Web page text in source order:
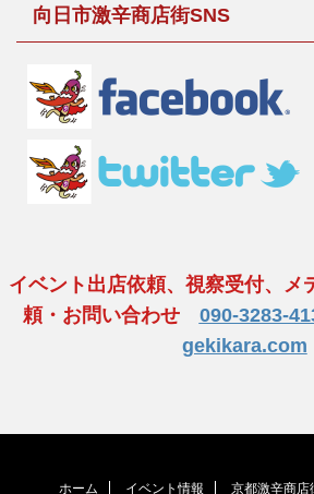
向日市激辛商店街SNS
イベント出店依頼、視察受付、メ
頼・お問い合わせ 090-3283-
gekikara.com
ホーム イベント情報 京都激辛商店